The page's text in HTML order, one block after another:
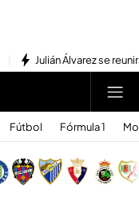
Julián Álvarez se
Fútbol Fórmula 1